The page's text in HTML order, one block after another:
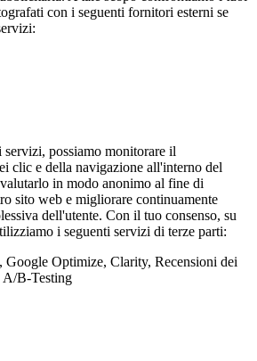
con i seguenti fornitori esterni se
servizi, possiamo monitorare il
clic e della navigazione all'interno del
in modo anonimo al fine di
sito web e migliorare continuamente
dell'utente. Con il tuo consenso, su
i seguenti servizi di terze parti:
Google Optimize, Clarity, Recensioni dei
A/B-Testing